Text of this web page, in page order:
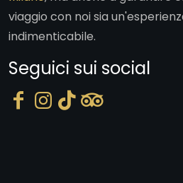
viaggio con noi sia
indimenticabile.
Seguici sui social